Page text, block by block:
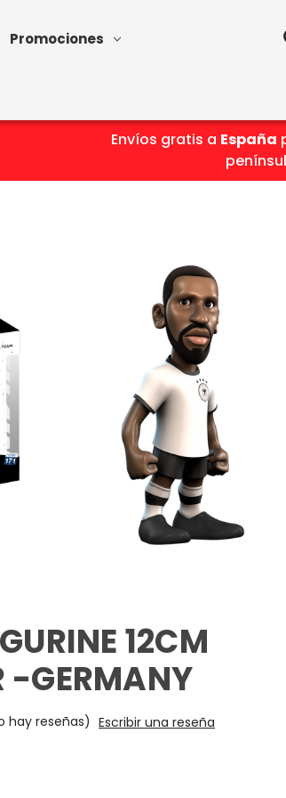
Promociones
Envíos gratis a España
12CM
-GERMANY
hay reseñas) Escribir una reseña